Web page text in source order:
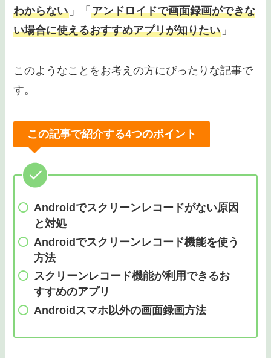
わからない 」「アンドロイドで画面録画ができな
い場合に使えるおすすめアプリが知りたい 」
このようなことをお考えの方にぴったりな記事で
す。
この記事で紹介する4つのポイント
Androidでスクリーンレコードがない原因
と対処
Androidでスクリーンレコード機能を使う
方法
スクリーンレコード機能が利用できるお
すすめのアプリ
Androidスマホ以外の画面録画方法